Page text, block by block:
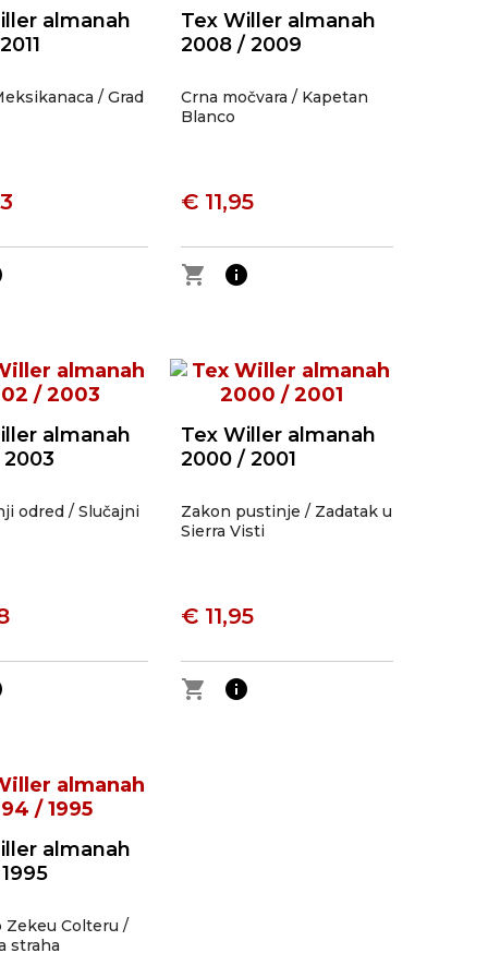
almanah
/ Grad
Tex Willer almanah
2008 / 2009
Crna močvara / Kapetan
Blanco
€ 11,95
shopping_cart info
almanah
odred / Slučajni
Tex Willer almanah
2000 / 2001
Zakon pustinje / Zadatak u
Sierra Visti
€ 11,95
shopping_cart info
almanah
Zekeu Colteru /
straha